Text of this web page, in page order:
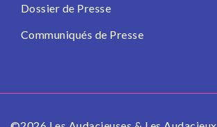
Dossier de Presse
Communiqués de Presse